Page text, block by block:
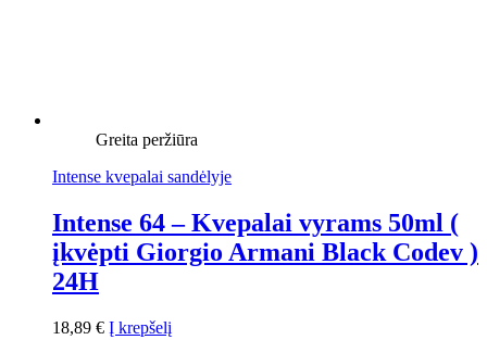
Greita peržiūra
Intense kvepalai sandėlyje
Intense 64 – Kvepalai vyrams 50ml (
įkvėpti Giorgio Armani Black Codev )
24H
18,89 € Į krepšelį